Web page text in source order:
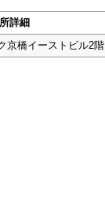
詳細
京橋イーストビル2階